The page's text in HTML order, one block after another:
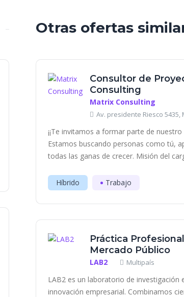
Otras ofertas
Consultor de
Consulting
Matrix Consulting
Av. presidente Riesco 5435,
¡¡Te invitamos a formar parte de
Estamos buscando personas como tú,
todas las ganas de crecer. Misión del
Híbrido Trabajo
Práctica
Mercado Público
LAB2 Multipaís
LAB2 es un laboratorio de investigación
innovación empresarial. Combinamos